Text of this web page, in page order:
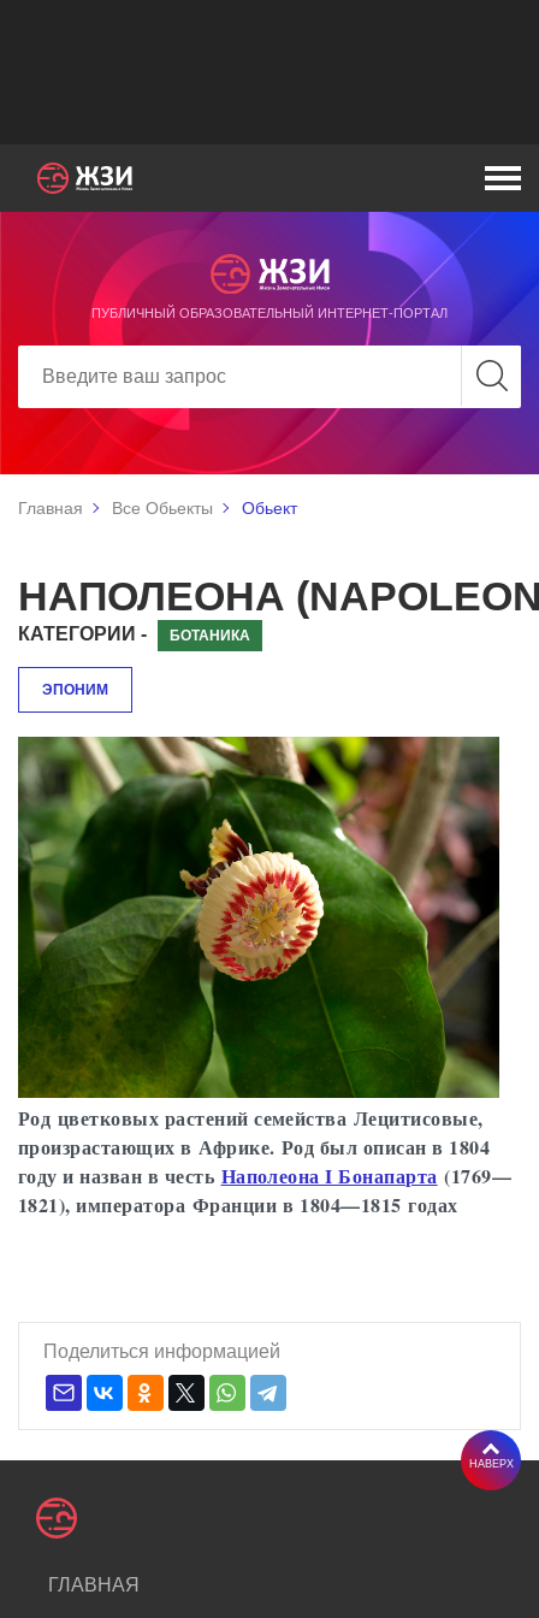
ПУБЛИЧНЫЙ ОБРАЗОВАТЕЛЬНЫЙ ИНТЕРНЕТ-ПОРТАЛ
Главная Все Обьекты Обьект
НАПОЛЕОНА
КАТЕГОРИИ - БОТАНИКА
ЭПОНИМ
Род цветковых растений семейства Лецитисовые,
произрастающих в Африке. Род был описан в 1804
году и назван в честь Наполеона I Бонапарта (1769—
1821), императора Франции в 1804—1815 годах
Поделиться информацией
ГЛАВНАЯ
НАВЕРХ